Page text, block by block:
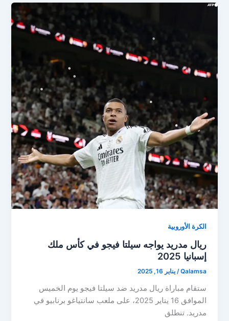
الكرة الأوروبية
ريال مدريد يواجه سيلتا فيجو في كأس ملك
إسبانيا 2025
Qalamsa
/يناير 16, 2025
ستقام مباراة ريال مدريد ضد سيلتا فيجو يوم الخميس
الموافق 16 يناير 2025، على ملعب سانتياغو برنابيو في
مدريد. تنطلق